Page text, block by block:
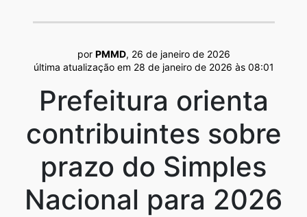
por PMMD, 26 de janeiro de 2026
última atualização em 28 de janeiro de 2026 às 08:01
Prefeitura orienta
contribuintes sobre
prazo do Simples
Nacional para 2026